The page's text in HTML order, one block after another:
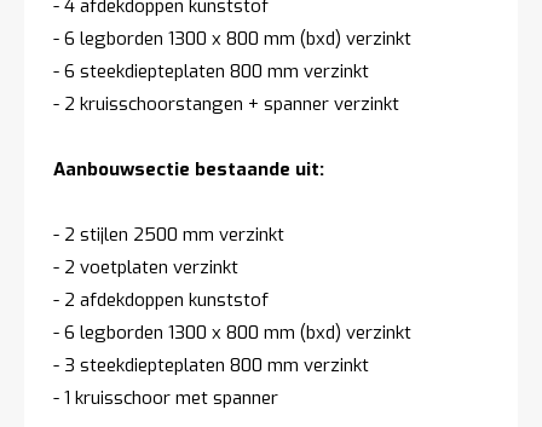
- 4 afdekdoppen kunststof
- 6 legborden 1300 x 800 mm (bxd) verzinkt
- 6 steekdiepteplaten 800 mm verzinkt
- 2 kruisschoorstangen + spanner verzinkt
Aanbouwsectie bestaande uit:
- 2 stijlen 2500 mm verzinkt
- 2 voetplaten verzinkt
- 2 afdekdoppen kunststof
- 6 legborden 1300 x 800 mm (bxd) verzinkt
- 3 steekdiepteplaten 800 mm verzinkt
- 1 kruisschoor met spanner